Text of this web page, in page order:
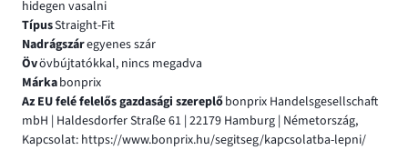
hidegen vasalni
TípusStraight-Fit
Nadrágszáregyenes szár
Övövbújtatókkal, nincs megadva
Márkabonprix
Az EU felé felelős gazdasági szereplőbonprix Handelsgesellschaft
mbH | Haldesdorfer Straße 61 | 22179 Hamburg | Németország,
Kapcsolat: https://www.bonprix.hu/segitseg/kapcsolatba-lepni/